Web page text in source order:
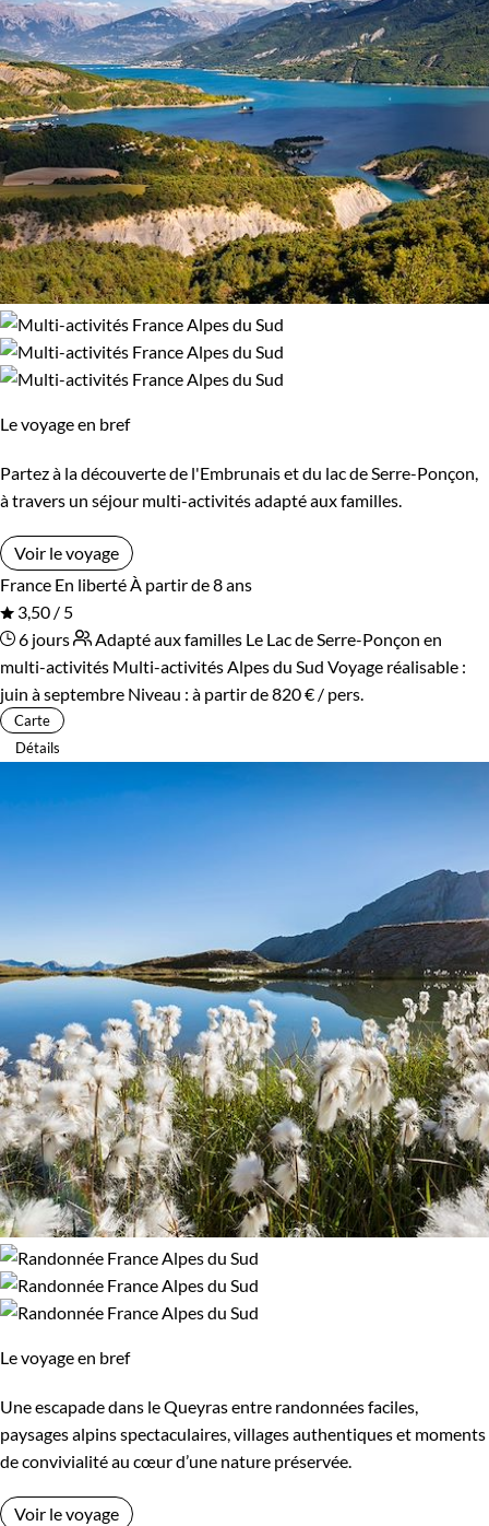
Le voyage en bref
Partez à la découverte de l'Embrunais et du lac de Serre-Ponçon,
à travers un séjour multi-activités adapté aux familles.
Voir le voyage
France En liberté À partir de 8 ans
3,50 / 5
6 jours
Adapté aux familles Le Lac de Serre-Ponçon en
multi-activités Multi-activités Alpes du Sud Voyage réalisable :
juin à septembre Niveau : à partir de820 € / pers.
Carte
Détails
Le voyage en bref
Une escapade dans le Queyras entre randonnées faciles,
paysages alpins spectaculaires, villages authentiques et moments
de convivialité au cœur d’une nature préservée.
Voir le voyage